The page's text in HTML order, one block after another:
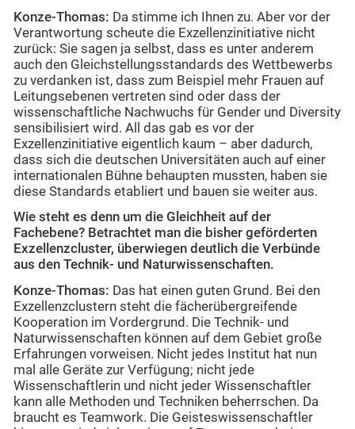
Konze-Thomas: Da stimme ich Ihnen zu. Aber vor der
Verantwortung scheute die Exzellenzinitiative nicht
zurück: Sie sagen ja selbst, dass es unter anderem
auch den Gleichstellungsstandards des Wettbewerbs
zu verdanken ist, dass zum Beispiel mehr Frauen auf
Leitungsebenen vertreten sind oder dass der
wissenschaftliche Nachwuchs für Gender und Diversity
sensibilisiert wird. All das gab es vor der
Exzellenzinitiative eigentlich kaum – aber dadurch,
dass sich die deutschen Universitäten auch auf einer
internationalen Bühne behaupten mussten, haben sie
diese Standards etabliert und bauen sie weiter aus.
Wie steht es denn um die Gleichheit auf der
Fachebene? Betrachtet man die bisher geförderten
Exzellenzcluster, überwiegen deutlich die Verbünde
aus den Technik- und Naturwissenschaften.
Konze-Thomas: Das hat einen guten Grund. Bei den
Exzellenzclustern steht die fächerübergreifende
Kooperation im Vordergrund. Die Technik- und
Naturwissenschaften können auf dem Gebiet große
Erfahrungen vorweisen. Nicht jedes Institut hat nun
mal alle Geräte zur Verfügung; nicht jede
Wissenschaftlerin und nicht jeder Wissenschaftler
kann alle Methoden und Techniken beherrschen. Da
braucht es Teamwork. Die Geisteswissenschaftler